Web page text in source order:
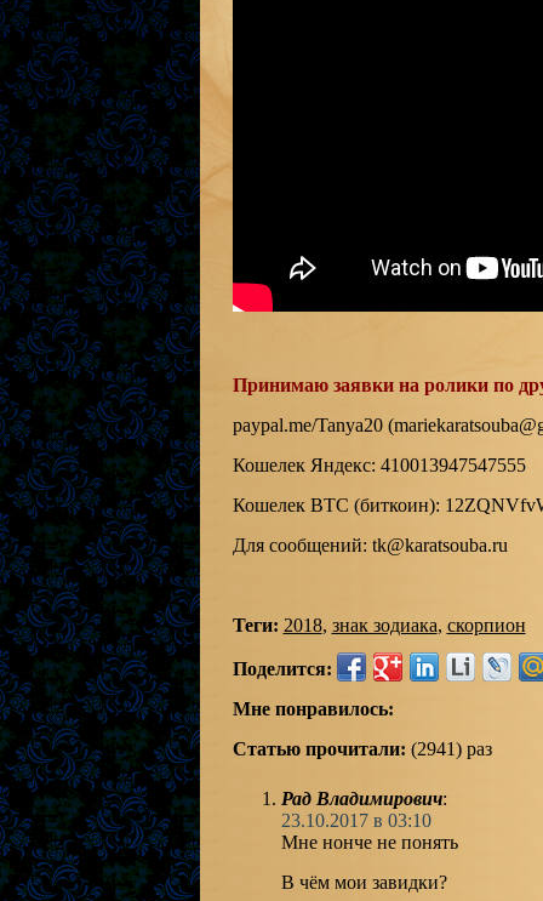
Принимаю заявки на ролики по
paypal.me/Tanya20
Кошелек Яндекс: 410013947547555
Кошелек BTC (биткоин):
Для сообщений: tk@karatsouba.ru
Теги: 2018, знак зодиака, скорпион
Поделится:
Мне понравилось:
Статью прочитали: (2941) раз
Рад Владимирович:
23.10.2017 в 03:10
Мне нонче не понять
В чём мои завидки?